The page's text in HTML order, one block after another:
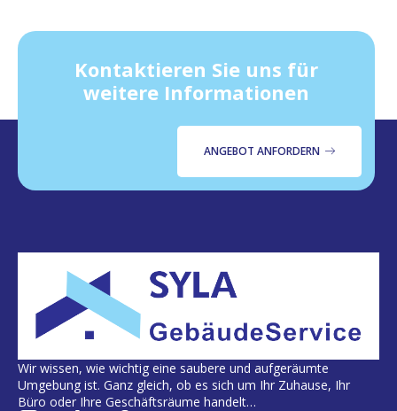
Kontaktieren Sie uns für
weitere Informationen
ANGEBOT ANFORDERN
Wir wissen, wie wichtig eine saubere und aufgeräumte
Umgebung ist. Ganz gleich, ob es sich um Ihr Zuhause, Ihr
Büro oder Ihre Geschäftsräume handelt…